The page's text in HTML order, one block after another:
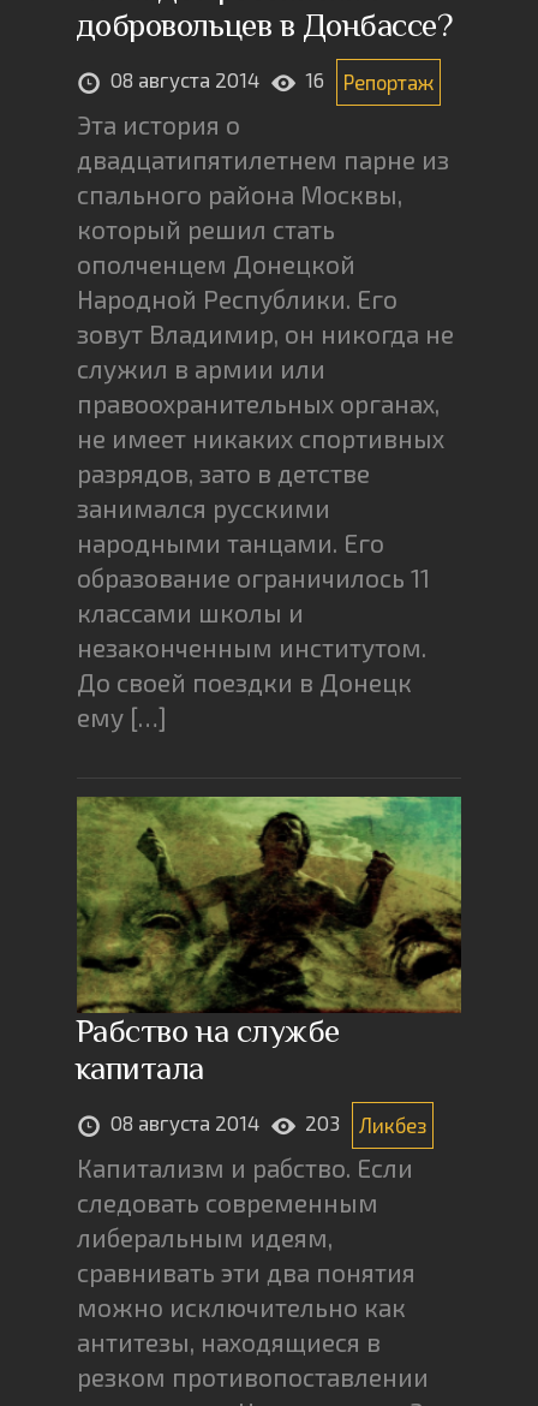
добровольцев в Донбассе?
08 августа 2014 16 Репортаж
Эта история о
двадцатипятилетнем парне из
спального района Москвы,
который решил стать
ополченцем Донецкой
Народной Республики. Его
зовут Владимир, он никогда не
служил в армии или
правоохранительных органах,
не имеет никаких спортивных
разрядов, зато в детстве
занимался русскими
народными танцами. Его
образование ограничилось 11
классами школы и
незаконченным институтом.
До своей поездки в Донецк
ему […]
Рабство на службе
капитала
08 августа 2014 203 Ликбез
Капитализм и рабство. Если
следовать современным
либеральным идеям,
сравнивать эти два понятия
можно исключительно как
антитезы, находящиеся в
резком противопоставлении